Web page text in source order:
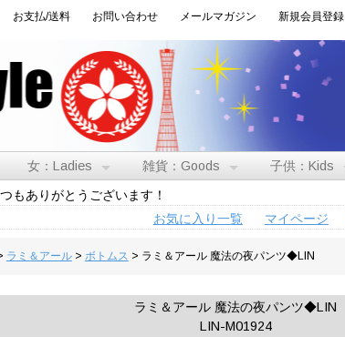
お支払/送料 お問い合わせ メールマガジン 新規会員登録
女：Ladies 雑貨：Goods 子供：Kids
もありがとうございます！
お気に入り一覧
マイページ
ラミ＆アール> ボトムス > ラミ＆アール 魔法の夜パンツ◆LIN
ラミ＆アール 魔法の夜パンツ◆LIN
LIN-M01924